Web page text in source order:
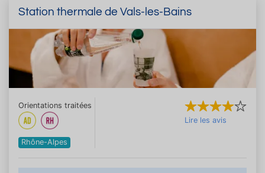
Station thermale de Vals-les-Bains
Orientations traitées
Rhône-Alpes
Lire les avis